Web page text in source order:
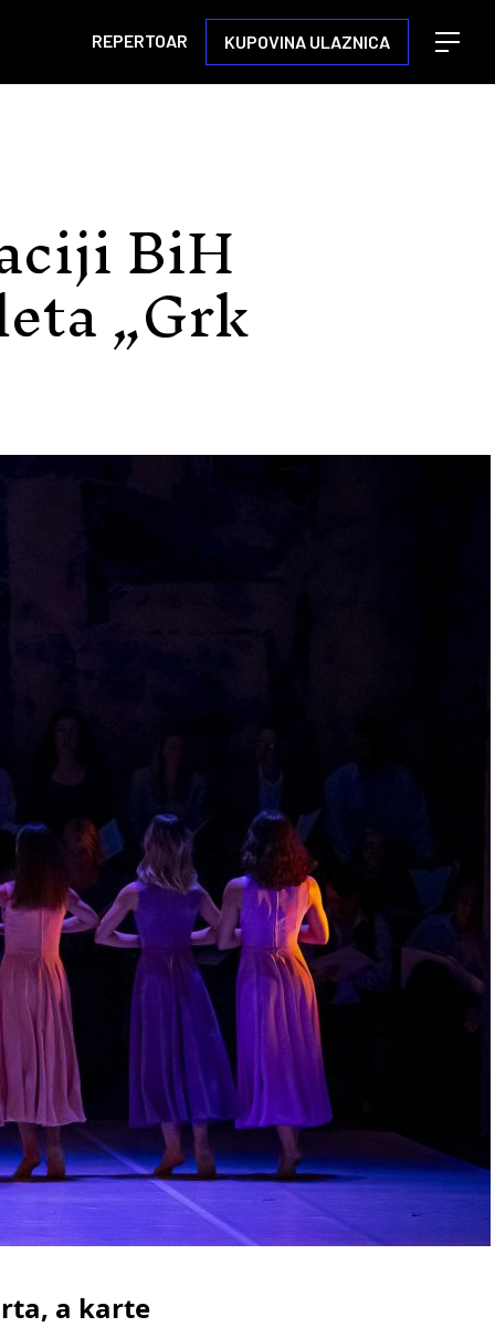
REPERTOAR KUPOVINA ULAZNICA
Open
BiH
„Grk
a karte